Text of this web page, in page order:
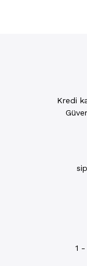
Kredi
1